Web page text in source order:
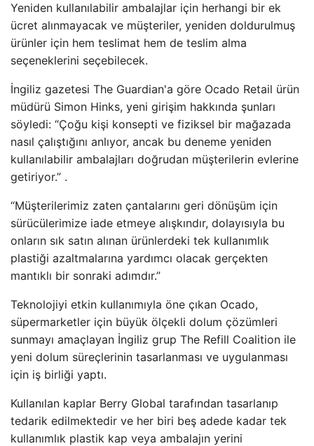
Yeniden kullanılabilir ambalajlar için herhangi bir ek
ücret alınmayacak ve müşteriler, yeniden doldurulmuş
ürünler için hem teslimat hem de teslim alma
seçeneklerini seçebilecek.
İngiliz gazetesi The Guardian'a göre Ocado Retail ürün
müdürü Simon Hinks, yeni girişim hakkında şunları
söyledi: “Çoğu kişi konsepti ve fiziksel bir mağazada
nasıl çalıştığını anlıyor, ancak bu deneme yeniden
kullanılabilir ambalajları doğrudan müşterilerin evlerine
getiriyor.” .
“Müşterilerimiz zaten çantalarını geri dönüşüm için
sürücülerimize iade etmeye alışkındır, dolayısıyla bu
onların sık satın alınan ürünlerdeki tek kullanımlık
plastiği azaltmalarına yardımcı olacak gerçekten
mantıklı bir sonraki adımdır.”
Teknolojiyi etkin kullanımıyla öne çıkan Ocado,
süpermarketler için büyük ölçekli dolum çözümleri
sunmayı amaçlayan İngiliz grup The Refill Coalition ile
yeni dolum süreçlerinin tasarlanması ve uygulanması
için iş birliği yaptı.
Kullanılan kaplar Berry Global tarafından tasarlanıp
tedarik edilmektedir ve her biri beş adede kadar tek
kullanımlık plastik kap veya ambalajın yerini